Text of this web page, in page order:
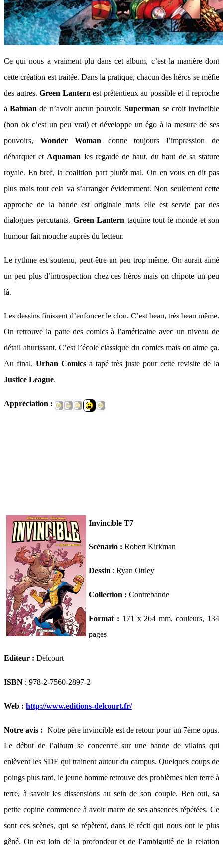
Ce qui nous a vraiment plu dans cet album, c’est la manière dont
cette création est traitée. Dans la pratique, chacun des héros se méfie
des autres. Green Lantern est prétentieux au possible et il reproche
àBatmande n’avoir aucun pouvoir.Superman se croit invincible
(bon ok c’est un peu vrai) et développe un égo à la mesure de ses
pouvoirs, Wonder Woman donne toujours l’impression de
débarquer et Aquaman les regarde de haut, du haut de sa stature
royale. En bref, la coalition part plutôt mal. On en vous en dit pas
plus mais tout cela va s’arranger évidemment. Non seulement cette
approche de la bande est originale mais elle est servie par des
dialogues percutants. Green Lantern taquine tout le monde et son
humour fait mouche auprès du lecteur.
Le rythme est soutenu, peut-être un peu trop même. On aurait aimé
un peu plus d’introspection chez ces héros mais on chipote un peu
là.
Les dessins finissent d’enfoncer le clou. C’est beau, très beau même.
On retrouve la patte des comics à l’américaine avec un niveau de
détail ahurissant. C’est l’école classique du comics mais on aime ça.
Au final, Urban Comics a tapé très juste pour cette revisite de la
Justice League.
Appréciation :
Invincible T7
Scénario : Robert Kirkman
Dessin : Ryan Ottley
Collection : Contrebande
Format : 171 x 264 mm, couleurs, 134
pages
Editeur : Delcourt
ISBN : 978-2-7560-2897-2
Web : http://www.editions-delcourt.fr/
Notre avis : Notre père invincible est de retour pour un 7ème opus.
Le début de l’album se concentre sur une bande de vilains qui
enlèvent les SDF qui trainent autour du campus. Quelques coups de
poings plus tard, le jeune homme retrouve des problèmes bien terre à
terre, à savoir les dissensions au sein de son couple. Ben oui, sa
petite copine commence à avoir marre de ses absences répétées. Ce
sont ces scènes, qui se répètent, dans le récit qui nous ont le plus
gêné. On est loin de la profondeur et de l’ambiguité de la relation